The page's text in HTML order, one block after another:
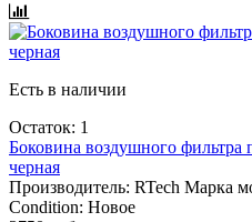
Есть в наличии
Остаток: 1
Боковина воздушного фильтра
черная
Производитель: RTech Марка
Condition: Новое